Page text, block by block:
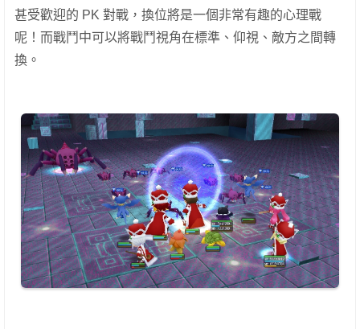
甚受歡迎的 PK 對戰，換位將是一個非常有趣的心理戰
呢！而戰鬥中可以將戰鬥視角在標準、仰視、敵方之間轉
換。